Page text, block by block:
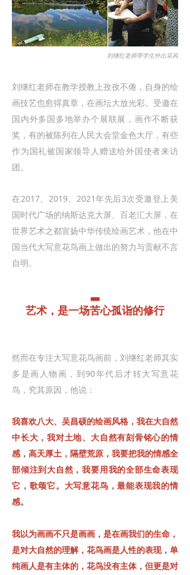
刘继红老师带学生外出采风
刘继红老师在教学授教上孜孜不倦，自身的绘
画技艺也愈得真章，在画坛大放光彩。受邀在
国内外多国多地举办个展联展，画作不断获
奖，有的被陈列在人民大会堂金色大厅，有些
作为国礼被国家领导人赠送给外国使者来访
团。
在2017、2019、2021年先后3次受邀登上美
国时代广场的纳斯达克大屏、百老汇大屏，在
世界艺术之都宣扬中华传统绘画艺术，他在中
国当代大写意花鸟画上做出的努力与贡献不言
自明。
▂
艺术，是一场苦心孤诣的修行
然而在专注大写意花鸟画前，刘继红老师其实
多是画人物画，到90年代后才转大写意花
鸟，究其原因，他说：
我喜欢八大、吴昌硕的绘画风格，我在大自然
中长大，我对土地、大自然有刻骨铭心的情
感，高天厚土，隔壁荒原，我要把我的情感全
部倾注到大自然，我要用我的全部生命表现
它，歌颂它。大写意花鸟，最能表现我的情
感。
我以为画画不只是画画，是在画我们的生命，
是对大自然的理解，花鸟画是人性的表现，单
纯画人是有主体的，花鸟没有主体，但更是对